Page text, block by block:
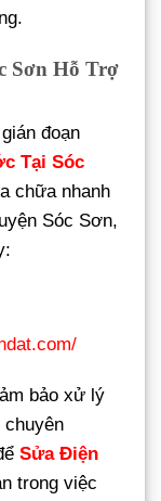
Sơn Hỗ Trợ
đoạn
Tại Sóc
chữa nhanh
Sóc Sơn,
bảo xử lý
Sửa Điện
trong việc